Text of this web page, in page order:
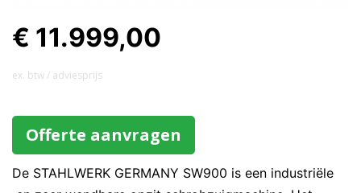
€ 11.999,00
ex. btw / adviesprijs
Offerte aanvragen
De STAHLWERK GERMANY SW900 is een industriële